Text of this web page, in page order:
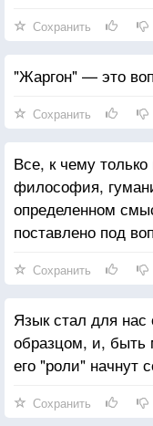
Сохранить
"Жаргон" — это
Сохранить
Все, к чему
философия,
определенном
поставлено под
Сохранить
Язык стал для
образцом, и, быть
его "роли" начнут
Сохранить